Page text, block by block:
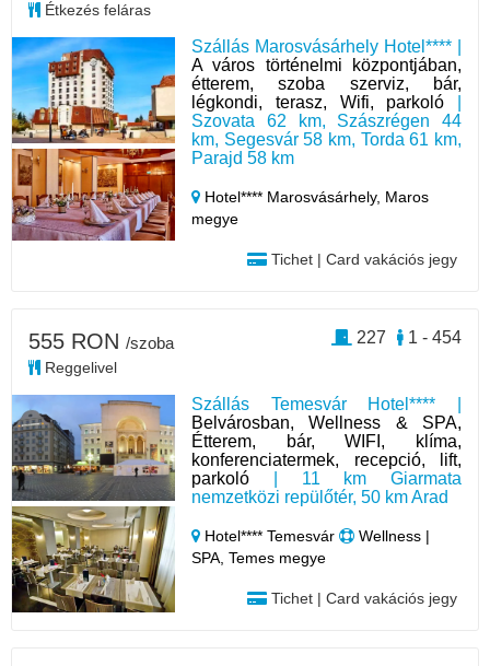
Szállás Marosvásárhely Hotel**** |
A város történelmi központjában,
étterem, szoba szerviz, bár,
légkondi, terasz, Wifi, parkoló
Szovata 62 km, Szászrégen 44
km, Segesvár 58 km, Torda 61 km,
Parajd 58 km
Hotel**** Marosvásárhely, Maros
megye
Tichet | Card vakációs jegy
Étkezés feláras
Szállás Temesvár Hotel**** |
Belvárosban, Wellness & SPA,
Étterem, bár, WIFI, klíma,
konferenciatermek, recepció, lift,
parkoló | 11 km Giarmata
nemzetközi repülőtér, 50 km Arad
Hotel**** Temesvár
Wellness |
SPA, Temes megye
Tichet | Card vakációs jegy
555 RON /szoba
Reggelivel
1 - 454
227